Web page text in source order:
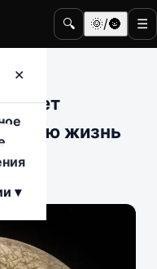
🔍 🌞/🌚 ☰
✕
▾
может
жизнь